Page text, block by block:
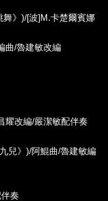
》)/[波]M.卡楚爾賓娜
曲/魯建敏改編
耀改編/嚴潔敏配伴奏
兒》)/阿鯤曲/魯建敏編
奏